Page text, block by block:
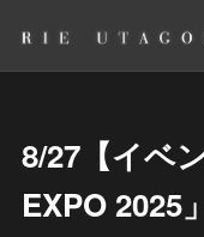
8/27【イベ
EXPO 2025」